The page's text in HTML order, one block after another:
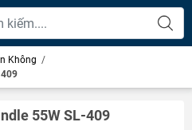
Không /
55W SL-409